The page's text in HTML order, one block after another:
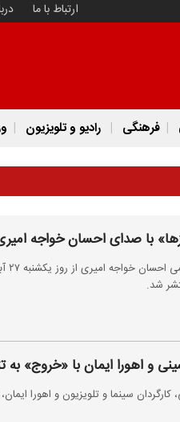
ارتباط با ما
فرهنگی رادیو و تلویزیون
با صدای احسان خواجه
شد.
و اهورا ایمان با «خروج» به
سینما و تلویزیون و اهورا